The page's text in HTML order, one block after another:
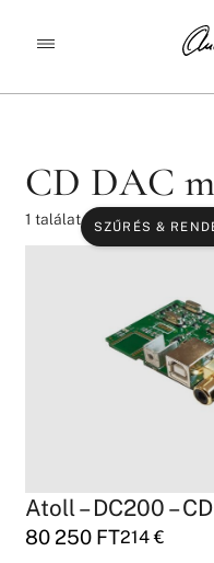
KEZDŐLAP TERMÉKEK
CD DAC
1 találat SZŰRÉS &
Atoll – DC200 –
80 250 FT214€